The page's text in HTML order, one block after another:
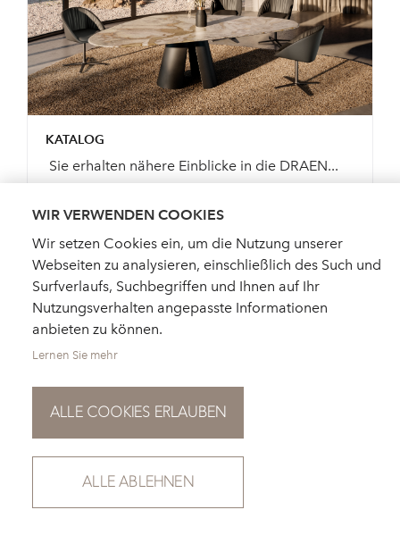
KATALOG
Sie erhalten nähere Einblicke in die DRAEN...
KATALOG BESTELLEN
HÄNDLERSUCHE
KATALOGBESTELLUNG
NEWSLETTER
WIR VERWENDEN COOKIES
Wir setzen Cookies ein, um die Nutzung unserer
Webseiten zu analysieren, einschließlich des Such und
Surfverlaufs, Suchbegriffen und Ihnen auf Ihr
Nutzungsverhalten angepasste Informationen
anbieten zu können.
Lernen Sie mehr
ALLE COOKIES ERLAUBEN
ALLE ABLEHNEN